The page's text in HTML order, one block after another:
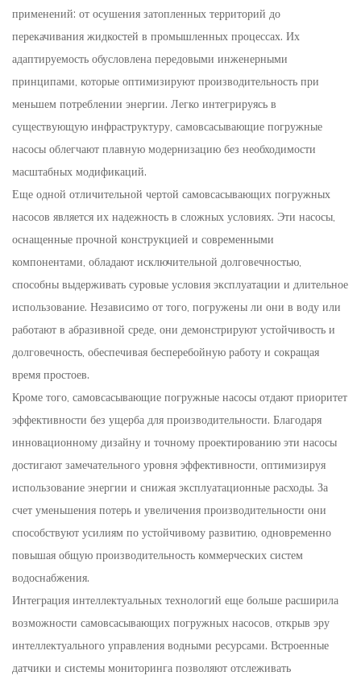
применений: от осушения затопленных территорий до
перекачивания жидкостей в промышленных процессах. Их
адаптируемость обусловлена ​​передовыми инженерными
принципами, которые оптимизируют производительность при
меньшем потреблении энергии. Легко интегрируясь в
существующую инфраструктуру, самовсасывающие погружные
насосы облегчают плавную модернизацию без необходимости
масштабных модификаций.
Еще одной отличительной чертой самовсасывающих погружных
насосов является их надежность в сложных условиях. Эти насосы,
оснащенные прочной конструкцией и современными
компонентами, обладают исключительной долговечностью,
способны выдерживать суровые условия эксплуатации и длительное
использование. Независимо от того, погружены ли они в воду или
работают в абразивной среде, они демонстрируют устойчивость и
долговечность, обеспечивая бесперебойную работу и сокращая
время простоев.
Кроме того, самовсасывающие погружные насосы отдают приоритет
эффективности без ущерба для производительности. Благодаря
инновационному дизайну и точному проектированию эти насосы
достигают замечательного уровня эффективности, оптимизируя
использование энергии и снижая эксплуатационные расходы. За
счет уменьшения потерь и увеличения производительности они
способствуют усилиям по устойчивому развитию, одновременно
повышая общую производительность коммерческих систем
водоснабжения.
Интеграция интеллектуальных технологий еще больше расширила
возможности самовсасывающих погружных насосов, открыв эру
интеллектуального управления водными ресурсами. Встроенные
датчики и системы мониторинга позволяют отслеживать